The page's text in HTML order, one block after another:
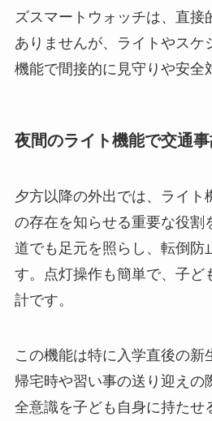
ズスマートウォッチは、直接
ありませんが、ライトやスケ
機能で間接的に見守りや安全
夜間のライト機能で交通
夕方以降の外出では、ライト
の存在を知らせる重要な役割
道でも足元を照らし、転倒防
す。点灯操作も簡単で、子ど
計です。
この機能は特に入学直後の新
帰宅時や習い事の送り迎えの
全意識を子ども自身に持たせ